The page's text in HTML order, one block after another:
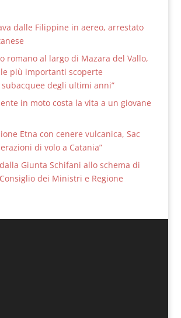
dalle Filippine in aereo, arrestato
romano al largo di Mazara del Vallo,
più importanti scoperte
degli ultimi anni”
in moto costa la vita a un giovane
Etna con cenere vulcanica, Sac
di volo a Catania”
Giunta Schifani allo schema di
dei Ministri e Regione